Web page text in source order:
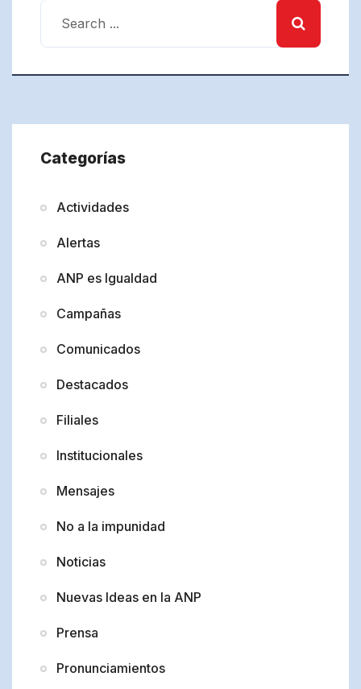
Categorías
Actividades
Alertas
ANP es Igualdad
Campañas
Comunicados
Destacados
Filiales
Institucionales
Mensajes
No a la impunidad
Noticias
Nuevas Ideas en la ANP
Prensa
Pronunciamientos